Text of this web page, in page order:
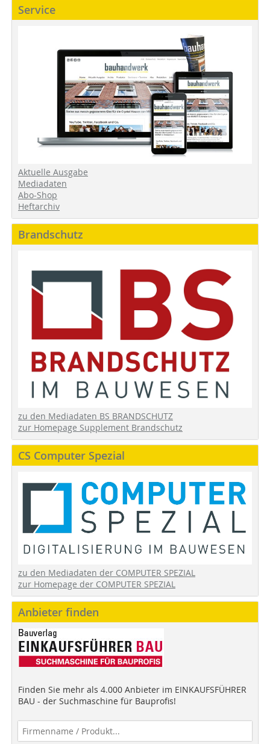
Service
Aktuelle Ausgabe
Mediadaten
Abo-Shop
Heftarchiv
Brandschutz
zu den Mediadaten BS BRANDSCHUTZ
zur Homepage Supplement Brandschutz
CS Computer Spezial
zu den Mediadaten der COMPUTER SPEZIAL
zur Homepage der COMPUTER SPEZIAL
Anbieter finden
Finden Sie mehr als 4.000 Anbieter im EINKAUFSFÜHRER
BAU - der Suchmaschine für Bauprofis!